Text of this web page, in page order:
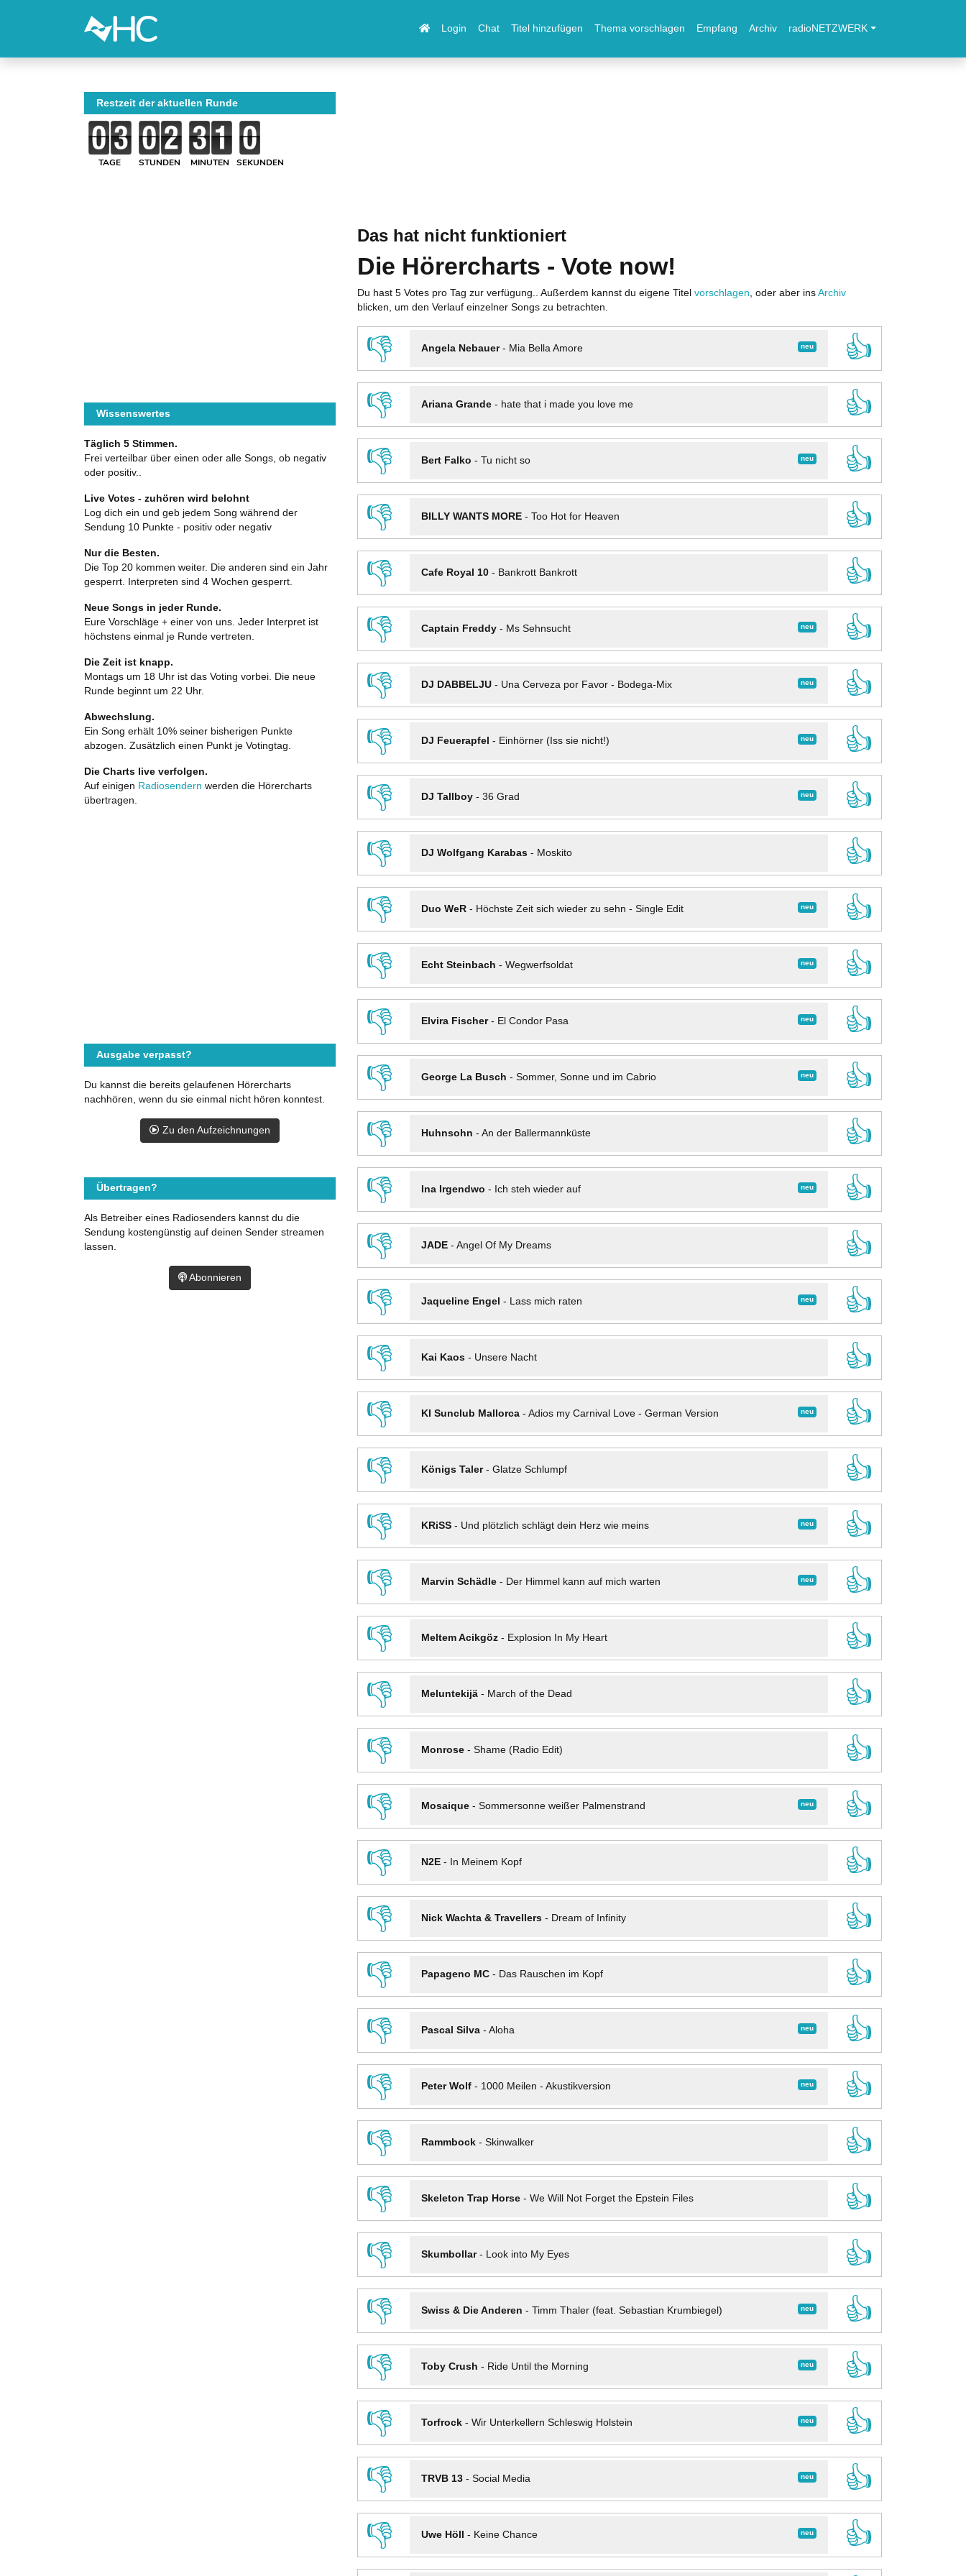
Login Chat Titel hinzufügen Thema vorschlagen Empfang Archiv radioNETZWERK
Das hat nicht funktioniert
Die Hörercharts - Vote now!
Du hast 5 Votes pro Tag zur verfügung.. Außerdem kannst du eigene Titel vorschlagen , oder aber ins Archiv
blicken, um den Verlauf einzelner Songs zu betrachten.
👎 neu
Angela Nebauer- Mia Bella Amore
👍
👎
Ariana Grande- hate that i made you love me
👍
👎
neu
Bert Falko - Tu nicht so
👍
👎
BILLY WANTS MORE- Too Hot for Heaven
👍
👎
Cafe Royal 10- Bankrott Bankrott
👍
👎
neu
Captain Freddy- Ms Sehnsucht
👍
👎
neu
DJ DABBELJU- Una Cerveza por Favor - Bodega-Mix
👍
👎
neu
DJ Feuerapfel - Einhörner (Iss sie nicht!)
👍
👎
neu
DJ Tallboy- 36 Grad
👍
👎
DJ Wolfgang Karabas- Moskito
👍
👎
neu
Duo WeR- Höchste Zeit sich wieder zu sehn - Single Edit
👍
👎
neu
Echt Steinbach - Wegwerfsoldat
👍
👎
neu
Elvira Fischer- El Condor Pasa
👍
👎
neu
George La Busch - Sommer, Sonne und im Cabrio
👍
👎
Huhnsohn - An der Ballermannküste
👍
👎
neu
Ina Irgendwo - Ich steh wieder auf
👍
👎
JADE- Angel Of My Dreams
👍
👎
neu
Jaqueline Engel - Lass mich raten
👍
👎
Kai Kaos- Unsere Nacht
👍
👎
neu
KI Sunclub Mallorca- Adios my Carnival Love - German Version
👍
👎
Königs Taler- Glatze Schlumpf
👍
👎
neu
KRiSS- Und plötzlich schlägt dein Herz wie meins
👍
👎
neu
Marvin Schädle- Der Himmel kann auf mich warten
👍
👎
Meltem Acikgöz- Explosion In My Heart
👍
👎
Meluntekijä- March of the Dead
👍
👎
Monrose- Shame (Radio Edit)
👍
👎
neu
Mosaique- Sommersonne weißer Palmenstrand
👍
👎
N2E- In Meinem Kopf
👍
👎
Nick Wachta & Travellers- Dream of Infinity
👍
👎
Papageno MC- Das Rauschen im Kopf
👍
👎
neu
Pascal Silva- Aloha
👍
👎
neu
Peter Wolf- 1000 Meilen - Akustikversion
👍
👎
Rammbock- Skinwalker
👍
👎
Skeleton Trap Horse- We Will Not Forget the Epstein Files
👍
👎
Skumbollar- Look into My Eyes
👍
👎
neu
Swiss & Die Anderen - Timm Thaler (feat. Sebastian Krumbiegel)
👍
👎
neu
Toby Crush - Ride Until the Morning
👍
👎
neu
Torfrock- Wir Unterkellern Schleswig Holstein
👍
👎
neu
TRVB 13- Social Media
👍
👎
neu
Uwe Höll - Keine Chance
👍
Restzeit der aktuellen Runde
TAGE STUNDEN MINUTEN SEKUNDEN
Wissenswertes
Täglich 5 Stimmen.
Frei verteilbar über einen oder alle Songs, ob negativ
oder positiv..
Live Votes - zuhören wird belohnt
Log dich ein und geb jedem Song während der
Sendung 10 Punkte - positiv oder negativ
Nur die Besten.
Die Top 20 kommen weiter. Die anderen sind ein Jahr
gesperrt. Interpreten sind 4 Wochen gesperrt.
Neue Songs in jeder Runde.
Eure Vorschläge + einer von uns. Jeder Interpret ist
höchstens einmal je Runde vertreten.
Die Zeit ist knapp.
Montags um 18 Uhr ist das Voting vorbei. Die neue
Runde beginnt um 22 Uhr.
Abwechslung.
Ein Song erhält 10% seiner bisherigen Punkte
abzogen. Zusätzlich einen Punkt je Votingtag.
Die Charts live verfolgen.
Auf einigen Radiosendern werden die Hörercharts
übertragen.
Ausgabe verpasst?
Du kannst die bereits gelaufenen Hörercharts
nachhören, wenn du sie einmal nicht hören konntest.
Zu den Aufzeichnungen
Übertragen?
Als Betreiber eines Radiosenders kannst du die
Sendung kostengünstig auf deinen Sender streamen
lassen.
Abonnieren